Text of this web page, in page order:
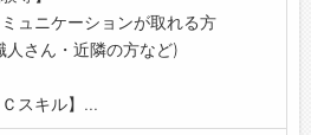
当する工務店との打ち合わせ
ジュール進行管理等
ミュニケーションが取れる方
人さん・近隣の方など)
Ｃスキル】...